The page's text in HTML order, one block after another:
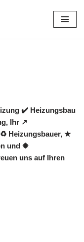
✔️ Heizungsbau
Ihr ↗️
Heizungsbauer, ★
und ✹
uns auf Ihren